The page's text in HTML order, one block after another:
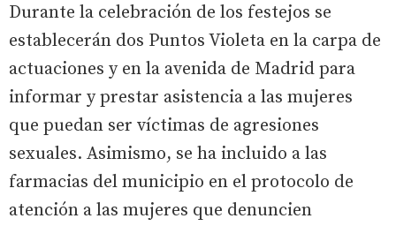
Durante la celebración de los festejos se
establecerán dos Puntos Violeta en la carpa de
actuaciones y en la avenida de Madrid para
informar y prestar asistencia a las mujeres
que puedan ser víctimas de agresiones
sexuales. Asimismo, se ha incluido a las
farmacias del municipio en el protocolo de
atención a las mujeres que denuncien